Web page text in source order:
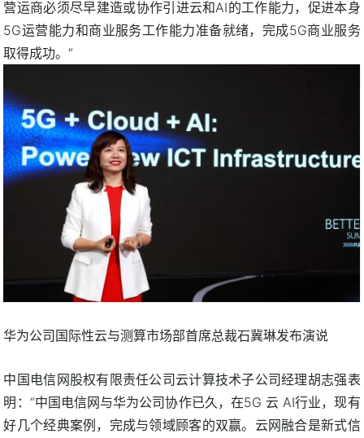
营运商必须尽早建造或协作引进云和AI的工作能力，促进本身
5G运营能力和商业服务工作能力准备就绪，完成5G商业服务
取得成功。“
华为公司国际性云与测算市场部首席总裁石冀琳发布演说
中国电信网股权有限责任公司云计算技术子公司经理胡志强表
明：“中国电信网与华为公司协作已久，在5G 云 AI行业，现有
好几个经典案例，完成与领域顾客的双赢。云网融合是新式信